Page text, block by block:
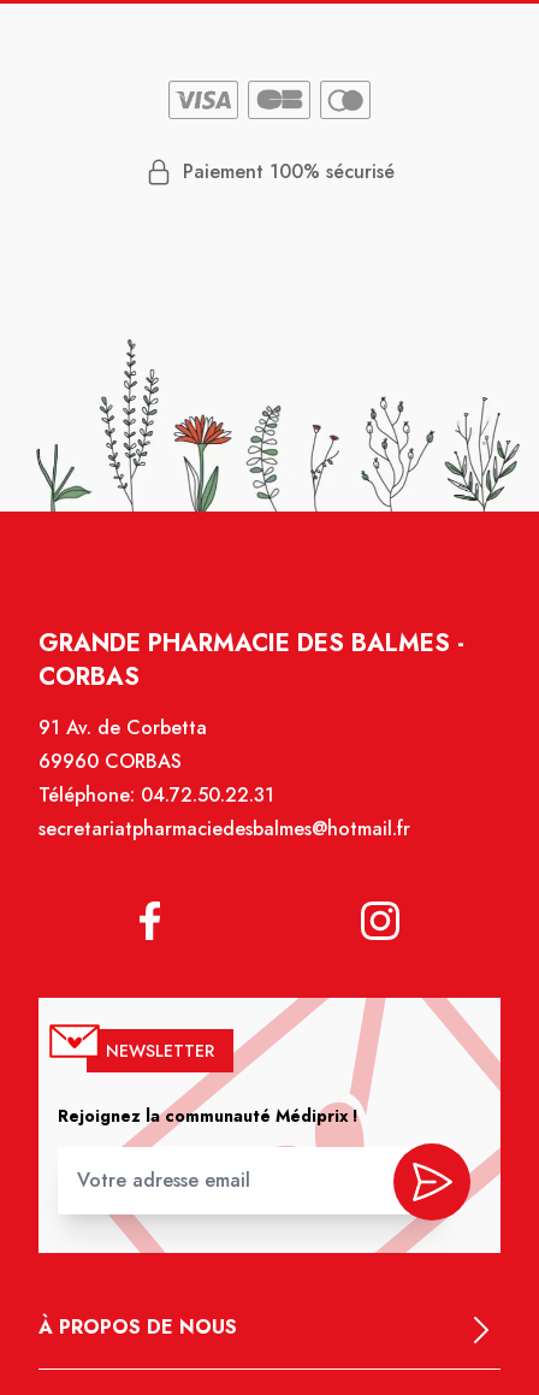
Paiement 100% sécurisé
GRANDE PHARMACIE DES BALMES -
CORBAS
91 Av. de Corbetta
69960 CORBAS
Téléphone: 04.72.50.22.31
secretariatpharmaciedesbalmes@hotmail.fr
NEWSLETTER
Rejoignez la communauté Médiprix !
À PROPOS DE NOUS